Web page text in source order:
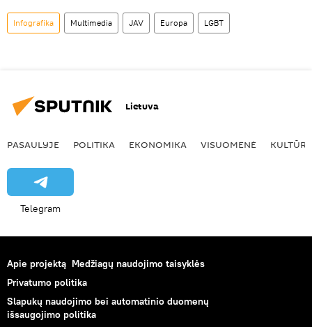
Infografika Multimedia JAV Europa LGBT
Lietuva
PASAULYJE POLITIKA EKONOMIKA VISUOMENĖ KULTŪRA
Telegram
Apie projektą Medžiagų naudojimo taisyklės
Privatumo politika
Slapukų naudojimo bei automatinio duomenų
išsaugojimo politika